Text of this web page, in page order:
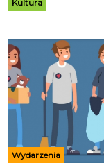
Kultura
Wydarzenia